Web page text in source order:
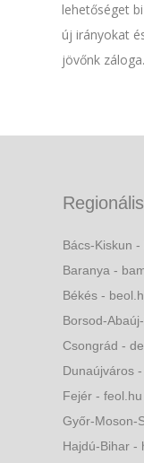
lehetőséget
új irányokat
jövőnk záloga.
Bács-Kiskun
Baranya -
Békés -
Borsod-
Csongrád -
Dunaújváros
Fejér - feol.hu
Győr-Moson-
Hajdú-Bihar -